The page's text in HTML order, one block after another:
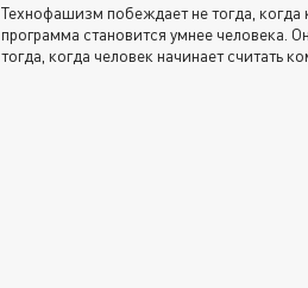
Технофашизм побеждает не тогда, когда
программа становится умнее человека.
тогда, когда человек начинает считать